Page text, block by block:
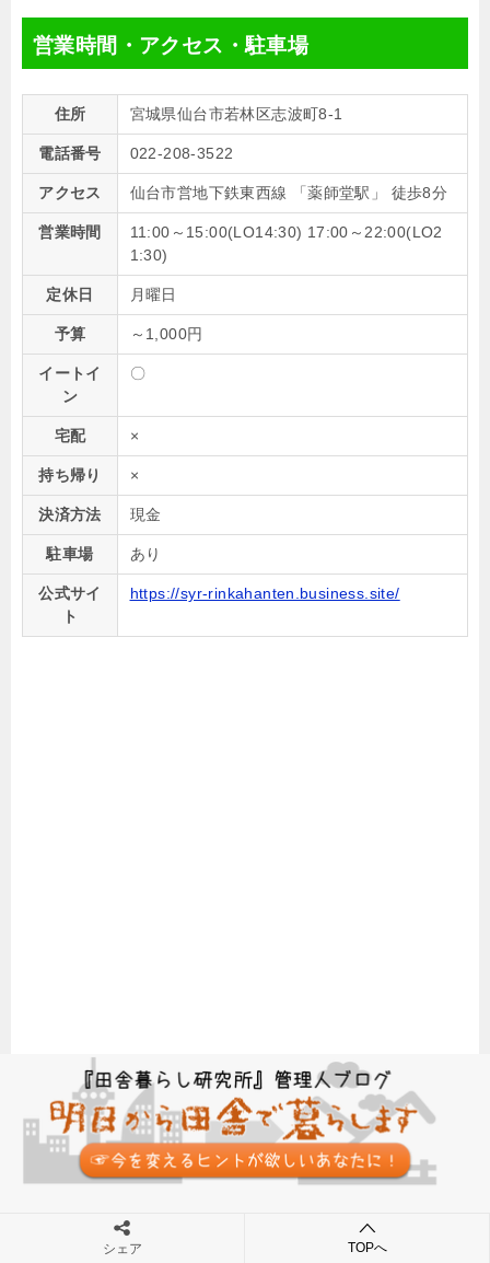
営業時間・アクセス・駐車場
住所 宮城県仙台市若林区志波町8-1
電話番号 022-208-3522
アクセス 仙台市営地下鉄東西線 「薬師堂駅」 徒歩8分
営業時間
11:00～15:00(LO14:30) 17:00～22:00(LO2
1:30)
定休日 月曜日
予算 ～1,000円
イートイ
ン
〇
宅配 ×
持ち帰り ×
決済方法 現金
駐車場 あり
公式サイ
ト
https://syr-rinkahanten.business.site/
シェア TOPへ